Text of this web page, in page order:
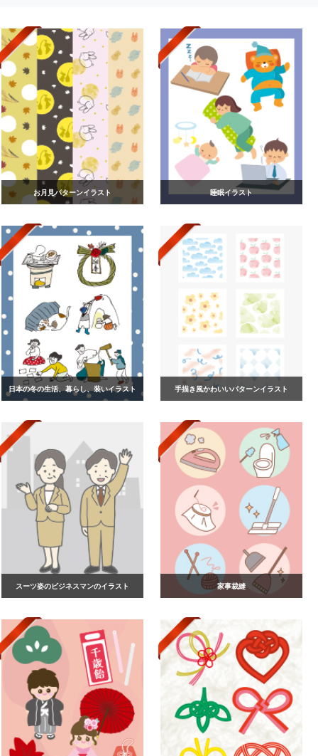
お月見パターンイラスト 睡眠イラスト
日本の冬の生活、暮らし、装いイラスト 手描き風かわいいパターンイラスト
スーツ姿のビジネスマンのイラスト 家事裁縫